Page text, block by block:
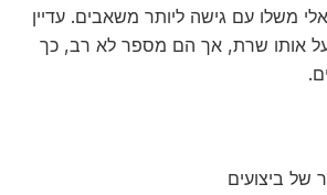
משלו עם גישה ליותר משאבים. עדיין
אותו שרת, אך הם מספר לא רב, כך
של ביצועים